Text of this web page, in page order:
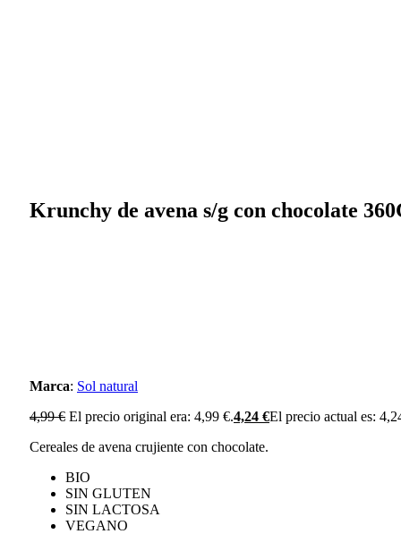
Krunchy de avena s/g con chocolate
Marca: Sol natural
4,99€ El precio original era: 4,99 €.4,24 €El precio actual es:
Cereales de avena crujiente con chocolate.
BIO
SIN GLUTEN
SIN LACTOSA
VEGANO